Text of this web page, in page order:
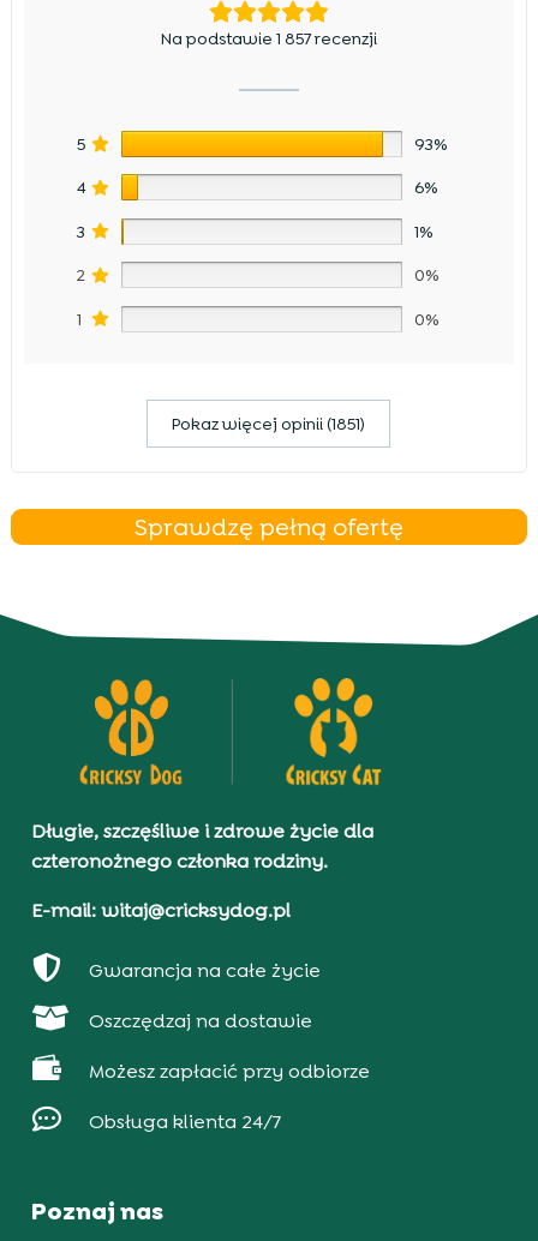
Na podstawie 1 857 recenzji
5 93%
4 6%
3 1%
2 0%
1 0%
Pokaz więcej opinii (1851)
Sprawdzę pełną ofertę
Długie, szczęśliwe i zdrowe życie dla
czteronożnego członka rodziny.
E-mail: witaj@cricksydog.pl
 Gwarancja na całe życie
 Oszczędzaj na dostawie
 Możesz zapłacić przy odbiorze
 Obsługa klienta 24/7
Poznaj nas